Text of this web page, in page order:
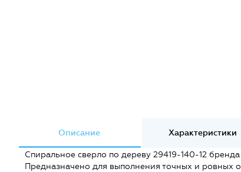
Описание Характеристики
Спиральное сверло по дереву 29419-140-12
Предназначено для выполнения точных и ровных